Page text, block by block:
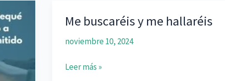
Me buscaréis y me hallaréis
noviembre 10, 2024
Me
Leer más »